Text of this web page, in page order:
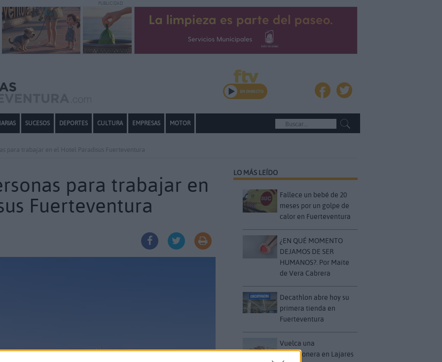
PUBLICIDAD
SUCESOS DEPORTES CULTURA EMPRESAS MOTOR
para trabajar en el Hotel Paradisus Fuerteventura
para trabajar en
Fuerteventura
LO MÁS LEÍDO
Fallece un bebé de 20
meses por un golpe de
calor en Fuerteventura
¿EN QUÉ MOMENTO
DEJAMOS DE SER
HUMANOS?. Por Maite
de Vera Cabrera
Decathlon abre hoy su
primera tienda en
Fuerteventura
Vuelca una
hormigonera en Lajares